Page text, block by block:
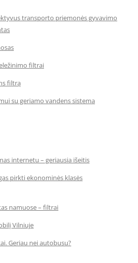
transporto priemonės gyvavimo
filtrai
filtrą
su geriamo vandens sistema
internetu – geriausia išeitis
pirkti ekonominės klasės
namuose – filtrai
Vilniuje
Geriau nei autobusu?